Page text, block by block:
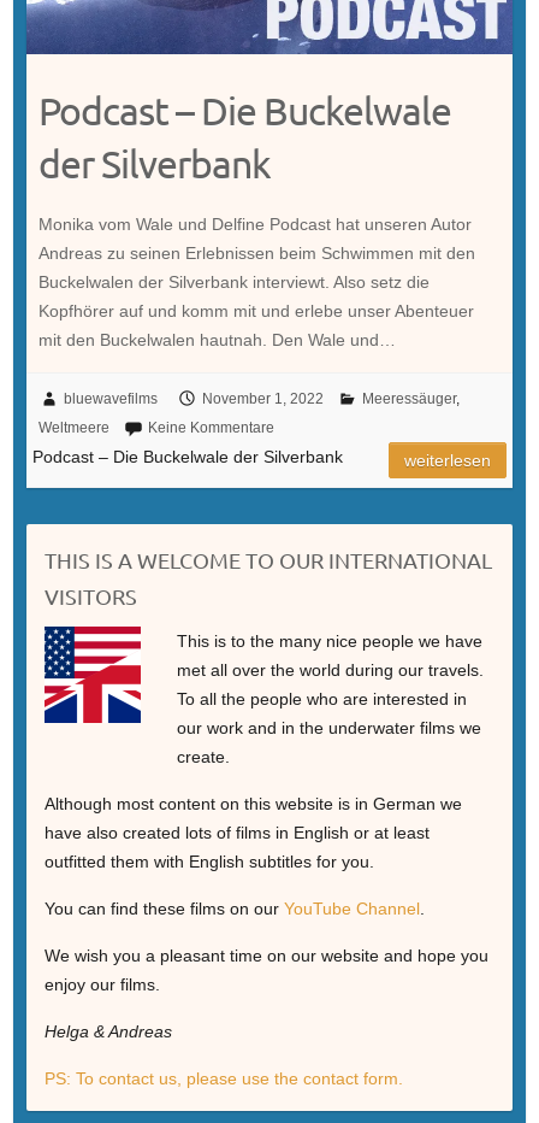
Podcast – Die Buckelwale
der Silverbank
Monika vom Wale und Delfine Podcast hat unseren Autor
Andreas zu seinen Erlebnissen beim Schwimmen mit den
Buckelwalen der Silverbank interviewt. Also setz die
Kopfhörer auf und komm mit und erlebe unser Abenteuer
mit den Buckelwalen hautnah. Den Wale und…
bluewavefilms November 1, 2022 Meeressäuger,
Weltmeere
Keine Kommentare
Podcast – Die Buckelwale der Silverbank weiterlesen
THIS IS A WELCOME TO OUR INTERNATIONAL
VISITORS
This is to the many nice people we have
met all over the world during our travels.
To all the people who are interested in
our work and in the underwater films we
create.
Although most content on this website is in German we
have also created lots of films in English or at least
outfitted them with English subtitles for you.
You can find these films on our YouTube Channel.
We wish you a pleasant time on our website and hope you
enjoy our films.
Helga & Andreas
PS: To contact us, please use the contact form.